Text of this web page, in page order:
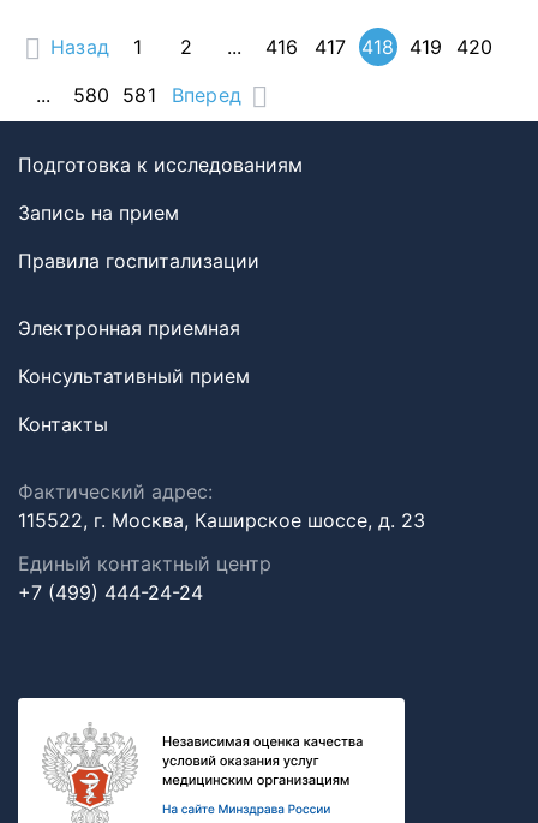
Назад 1 2 ... 416 417 418 419
420
...
580 581 Вперед
Подготовка к исследованиям
Запись на прием
Правила госпитализации
Электронная приемная
Консультативный прием
Контакты
Фактический адрес:
115522, г. Москва, Каширское шоссе, д. 23
Единый контактный центр
+7 (499) 444-24-24